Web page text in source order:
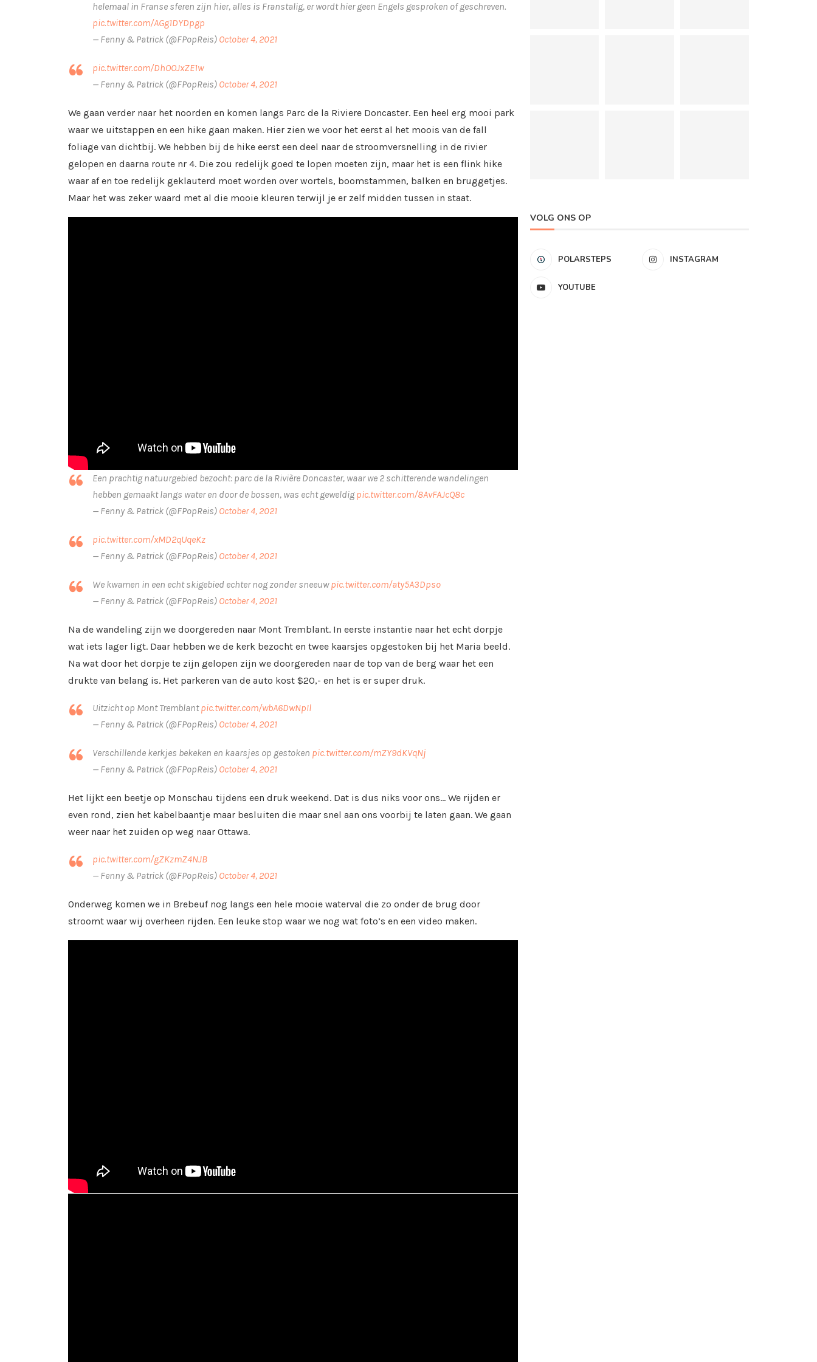
helemaal in Franse sferen zijn hier, alles is Franstalig, er wordt hier geen Engels gesproken of geschreven.
pic.twitter.com/AGg1DYDpgp
— Fenny & Patrick (@FPopReis) October 4, 2021
pic.twitter.com/DhOOJxZE1w
— Fenny & Patrick (@FPopReis) October 4, 2021
We gaan verder naar het noorden en komen langs Parc de la Riviere Doncaster. Een heel erg mooi park
waar we uitstappen en een hike gaan maken. Hier zien we voor het eerst al het moois van de fall
foliage van dichtbij. We hebben bij de hike eerst een deel naar de stroomversnelling in de rivier
gelopen en daarna route nr 4. Die zou redelijk goed te lopen moeten zijn, maar het is een flink hike
waar af en toe redelijk geklauterd moet worden over wortels, boomstammen, balken en bruggetjes.
Maar het was zeker waard met al die mooie kleuren terwijl je er zelf midden tussen in staat.
Een prachtig natuurgebied bezocht: parc de la Rivière Doncaster, waar we 2 schitterende wandelingen
hebben gemaakt langs water en door de bossen, was echt geweldigpic.twitter.com/8AvFAJcQ8c
— Fenny & Patrick (@FPopReis) October 4, 2021
pic.twitter.com/xMD2qUqeKz
— Fenny & Patrick (@FPopReis) October 4, 2021
We kwamen in een echt skigebied echter nog zonder sneeuwpic.twitter.com/aty5A3Dpso
— Fenny & Patrick (@FPopReis) October 4, 2021
Na de wandeling zijn we doorgereden naar Mont Tremblant. In eerste instantie naar het echt dorpje
wat iets lager ligt. Daar hebben we de kerk bezocht en twee kaarsjes opgestoken bij het Maria beeld.
Na wat door het dorpje te zijn gelopen zijn we doorgereden naar de top van de berg waar het een
drukte van belang is. Het parkeren van de auto kost $20,- en het is er super druk.
Uitzicht op Mont Tremblantpic.twitter.com/wbA6DwNpIl
— Fenny & Patrick (@FPopReis) October 4, 2021
Verschillende kerkjes bekeken en kaarsjes op gestoken pic.twitter.com/mZY9dKVqNj
— Fenny & Patrick (@FPopReis) October 4, 2021
Het lijkt een beetje op Monschau tijdens een druk weekend. Dat is dus niks voor ons… We rijden er
even rond, zien het kabelbaantje maar besluiten die maar snel aan ons voorbij te laten gaan. We gaan
weer naar het zuiden op weg naar Ottawa.
pic.twitter.com/gZKzmZ4NJB
— Fenny & Patrick (@FPopReis) October 4, 2021
Onderweg komen we in Brebeuf nog langs een hele mooie waterval die zo onder de brug door
stroomt waar wij overheen rijden. Een leuke stop waar we nog wat foto’s en een video maken.
VOLG ONS OP
POLARSTEPS INSTAGRAM
YOUTUBE